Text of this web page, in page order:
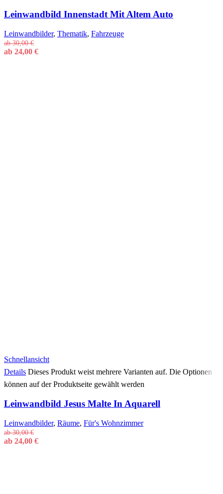
Leinwandbild Innenstadt Mit Altem Auto
Leinwandbilder, Thematik, Fahrzeuge
ab30,00€
ab 24,00 €
Schnellansicht
Details Dieses Produkt weist mehrere Varianten auf. Die Optionen
können auf der Produktseite gewählt werden
Leinwandbild Jesus Malte In Aquarell
Leinwandbilder, Räume, Für's Wohnzimmer
ab30,00€
ab 24,00 €